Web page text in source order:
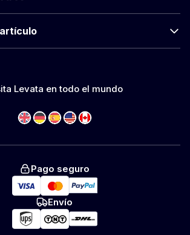
Levata en todo el mundo
Pago seguro
Envío